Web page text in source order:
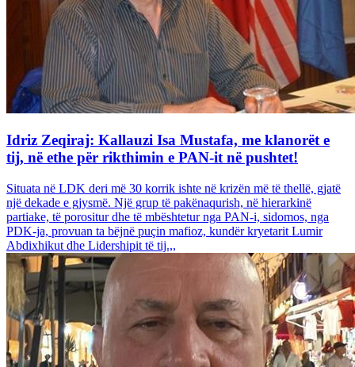
Idriz Zeqiraj: Kallauzi Isa Mustafa, me klanorët e
tij, në ethe për rikthimin e PAN-it në pushtet!
Situata në LDK deri më 30 korrik ishte në krizën më të thellë, gjatë
një dekade e gjysmë. Një grup të pakënaqurish, në hierarkinë
partiake, të porositur dhe të mbështetur nga PAN-i, sidomos, nga
PDK-ja, provuan ta bëjnë puçin mafioz, kundër kryetarit Lumir
Abdixhikut dhe Lidershipit të tij.,,